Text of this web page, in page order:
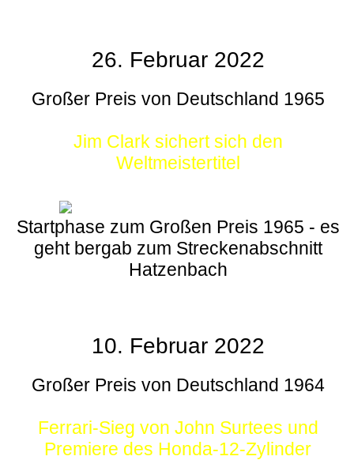
26. Februar 2022
Großer Preis von Deutschland 1965
Jim Clark sichert sich den
Weltmeistertitel
Startphase zum Großen Preis 1965 - es
geht bergab zum Streckenabschnitt
Hatzenbach
10. Februar 2022
Großer Preis von Deutschland 1964
Ferrari-Sieg von John Surtees und
Premiere des Honda-12-Zylinder